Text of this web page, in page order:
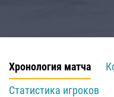
Хронология матча
Статистика игроков